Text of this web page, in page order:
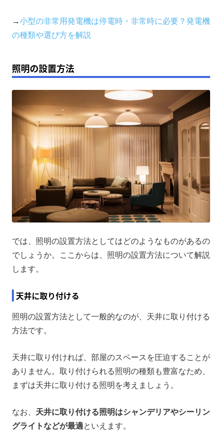
→小型の非常用発電機は停電時・非常時に必要？発電機
の種類や選び方を解説
照明の設置方法
では、照明の設置方法としてはどのようなものがあるの
でしょうか。ここからは、照明の設置方法について解説
します。
天井に取り付ける
照明の設置方法として一般的なのが、天井に取り付ける
方法です。
天井に取り付ければ、部屋のスペースを圧迫することが
ありません。取り付けられる照明の種類も豊富なため、
まずは天井に取り付ける照明を考えましょう。
なお、 天井に取り付ける照明はシャンデリアやシーリン
グライトなどが最適といえます。